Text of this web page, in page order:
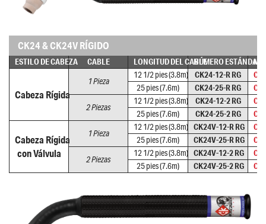
CK24 & CK24V RÍGIDO
ESTILO DE CABEZA CABLE LONGITUD DEL CABLENÚMERO ESTÁNDAR
Cabeza Rígida
1 Pieza
12 1/2 pies (3.8m) CK24-12-R RG
25 pies (7.6m)
CK24-25-R RG
2 Piezas
12 1/2 pies (3.8m) CK24-12-2 RG
25 pies (7.6m)
CK24-25-2 RG
Cabeza Rígida
con Válvula
1 Pieza
12 1/2 pies (3.8m) CK24V-12-R RG
25 pies (7.6m)
CK24V-25-R RG
2 Piezas
12 1/2 pies (3.8m) CK24V-12-2 RG
25 pies (7.6m)
CK24V-25-2 RG